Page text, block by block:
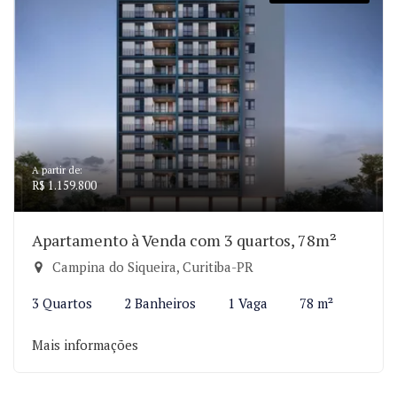
A partir de:
R$ 1.159.800
Apartamento à Venda com 3 quartos, 78m²
Campina do Siqueira, Curitiba-PR
3 Quartos 2 Banheiros 1 Vaga 78 m²
Mais informações